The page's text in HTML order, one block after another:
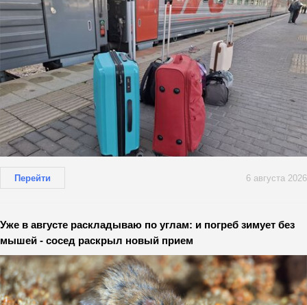
Перейти 6 августа 2026
Уже в августе раскладываю по углам: и погреб зимует без
мышей - сосед раскрыл новый прием